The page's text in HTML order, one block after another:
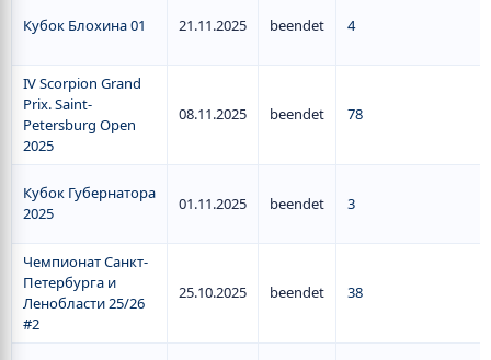
Кубок Блохина 01 21.11.2025 beendet 4
IV Scorpion Grand
Prix. Saint-
Petersburg Open
2025
08.11.2025 beendet 78
Кубок Губернатора
2025
01.11.2025 beendet 3
Чемпионат Санкт-
Петербурга и
Ленобласти 25/26
#2
25.10.2025 beendet 38